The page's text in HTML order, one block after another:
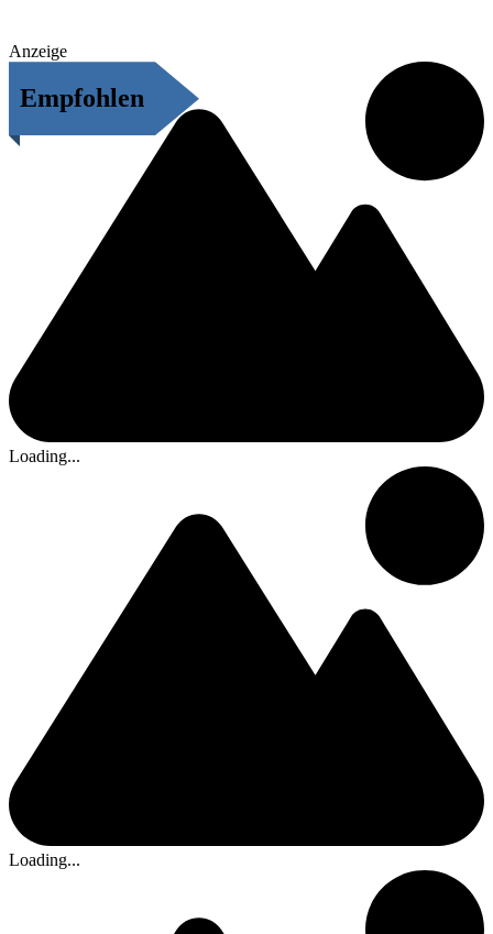
Anzeige
Empfohlen
Loading...
Loading...